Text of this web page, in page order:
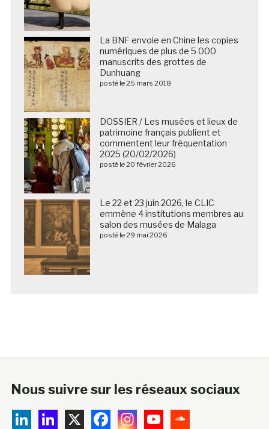
La BNF envoie en Chine les copies
numériques de plus de 5 000
manuscrits des grottes de
Dunhuang
posté le 25 mars 2018
DOSSIER / Les musées et lieux de
patrimoine français publient et
commentent leur fréquentation
2025 (20/02/2026)
posté le 20 février 2026
Le 22 et 23 juin 2026, le CLIC
emmène 4 institutions membres au
salon des musées de Malaga
posté le 29 mai 2026
Nous suivre sur les réseaux sociaux